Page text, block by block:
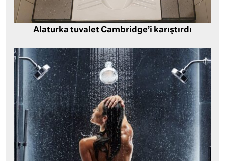
Alaturka tuvalet Cambridge’i karıştırdı